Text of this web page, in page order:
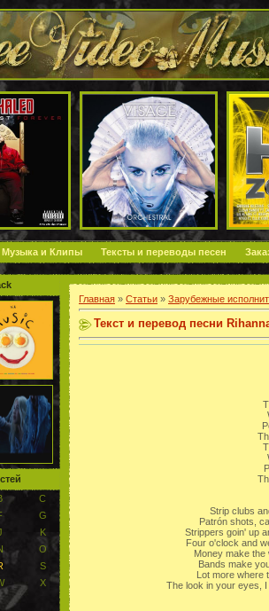
Музыка и Клипы Тексты и переводы песен
C
G
K
O
S
X
Главная » Статьи » Зарубежные
Текст и перевод песни
Strip clubs
Patrón shots,
Strippers goin' up
Four o'clock and
Money make the
Bands make
Lot more
The look in your eyes,